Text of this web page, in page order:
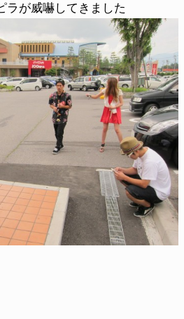
ラが威嚇してきました